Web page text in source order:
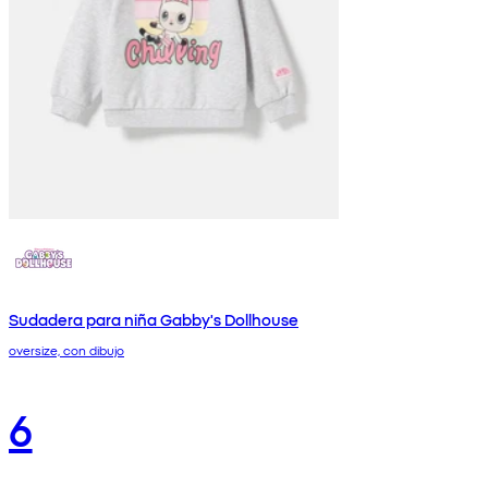
Sudadera para niña Gabby's Dollhouse
oversize, con dibujo
6